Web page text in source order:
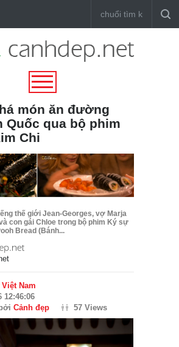
món ăn đường
Quốc qua bộ phim
Chi
thế giới Jean-Georges, vợ Marja
con gái Chloe trong bộ phim Ký sự
Bread (Bánh...
Nam
12:46:06
Cảnh đẹp 57 Views